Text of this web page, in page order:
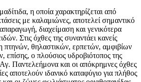
η οποία χαρακτηρίζεται από
με καλαμιώνες, αποτελεί σημαντικό
διαχείμαση και γενικότερα
Στις όχθες της συναντάει κανείς
πτηνών, θηλαστικών, ερπετών, αμφιβίων
επίσης, ο πλούσιος υδροβιότοπος της
Παντελεήμονα και οι απόκρημνες όχθες
αποτελούν ιδανικό καταφύγιο για πλήθος